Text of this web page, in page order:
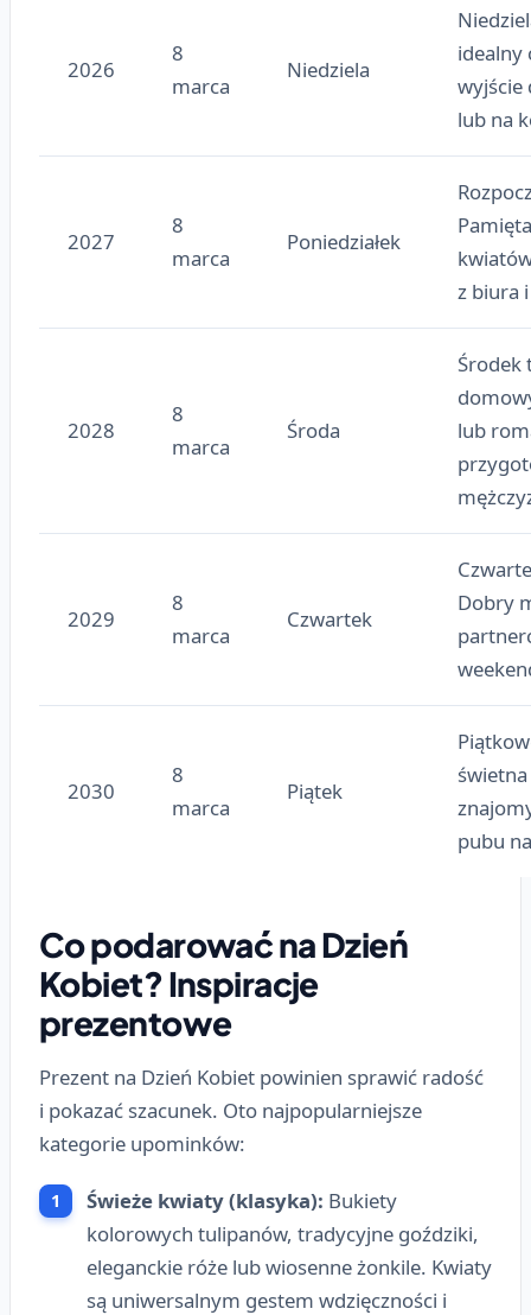
2026
8
marca
Niedziela
idealny
wyjście
lub na
2027
8
marca
Poniedziałek
z biura i
2028
8
marca
Środa
Środek
lub
2029
8
marca
Czwartek
Dobry
2030
8
marca
Piątek
pubu
Co podarować na Dzień
Kobiet? Inspiracje
prezentowe
Prezent na Dzień Kobiet powinien sprawić radość
i pokazać szacunek. Oto najpopularniejsze
kategorie upominków:
Świeże kwiaty (klasyka): Bukiety
kolorowych tulipanów, tradycyjne goździki,
eleganckie róże lub wiosenne żonkile. Kwiaty
są uniwersalnym gestem wdzięczności i